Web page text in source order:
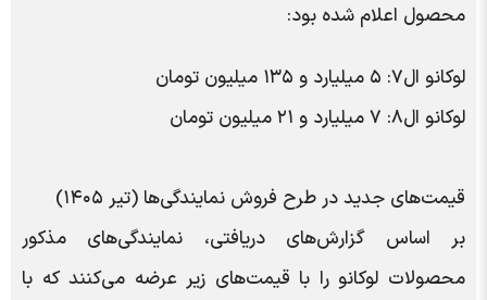
محصول اعلام شده بود:
لوکانو ال۷: ۵ میلیارد و ۱۳۵ میلیون تومان
لوکانو ال۸: ۷ میلیارد و ۲۱ میلیون تومان
قیمت‌های جدید در طرح فروش نمایندگی‌ها (تیر ۱۴۰۵)
بر اساس گزارش‌های دریافتی، نمایندگی‌های مذکور
محصولات لوکانو را با قیمت‌های زیر عرضه می‌کنند که با